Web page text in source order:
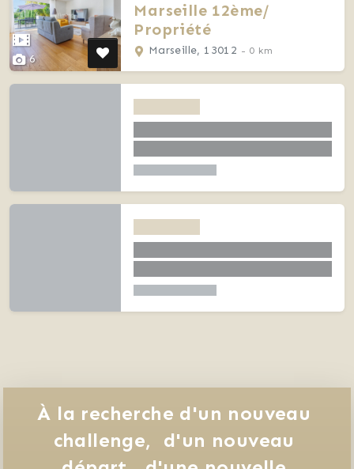
6
Marseille 12ème/
Propriété
Marseille, 13012 - 0 km
À la recherche d'un nouveau
challenge,
d'un nouveau